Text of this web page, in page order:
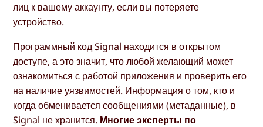
лиц к вашему аккаунту, если вы потеряете
устройство.
Программный код Signal находится в открытом
доступе, а это значит, что любой желающий может
ознакомиться с работой приложения и проверить его
на наличие уязвимостей. Информация о том, кто и
когда обменивается сообщениями (метаданные), в
Signal не хранится. Многие эксперты по